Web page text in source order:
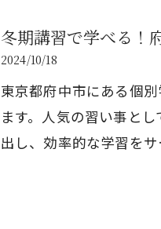
冬期講習で学べる！
2024/10/18
東京都府中市にある個
ます。人気の習い事と
出し、効率的な学習を